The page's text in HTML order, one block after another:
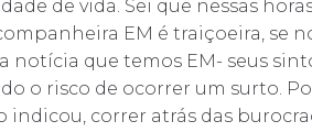
de vida. Sei que nessas
EM é traiçoeira, se
notícia que temos EM- seus
o risco de ocorrer um surto.
indicou, correr atrás das